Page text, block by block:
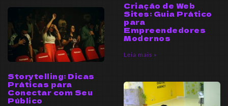
Criação de Web
Sites: Guia Prático
para
Empreendedores
Modernos
Leia mais »
Storytelling: Dicas
Práticas para
Conectar com Seu
Público